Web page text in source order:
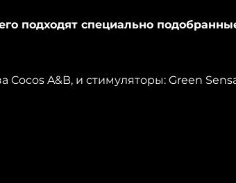
подходят специально
Cocos A&B, и стимуляторы: Green